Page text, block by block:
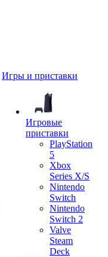
Игры и приставки
Игровые
приставки
PlayStation
5
Xbox
Series X/S
Nintendo
Switch
Nintendo
Switch 2
Valve
Steam
Deck